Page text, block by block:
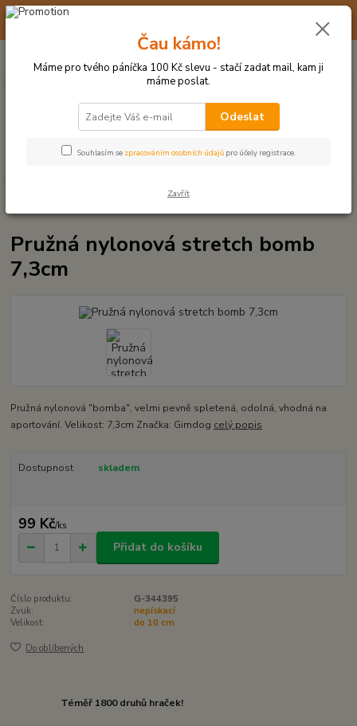
☀️ 10. - 14. SRPNA 2026 MÁME DOVOLENOU ☀️ OBJEDNÁVKY
Hledat
po–pá: 9–17 hod.
za0 Kč
MÍČKY, APORTY, TALÍŘE, HÁZEČE
Pružná nylonová stretch bomb
7,3cm
Pružná nylonová "bomba", velmi pevně spletená, odolná, vhodná na
aportování. Velikost: 7,3cm Značka: Gimdog celý popis
Dostupnost skladem
99 Kč/ks
Přidat do košíku
Číslo produktu:
G-344395
Zvuk:
nepískací
Velikost:
do 10 cm
Do oblíbených
Téměř 1800 druhů hraček!
Čau kámo!
Máme pro tvého páníčka 100 Kč slevu - stačí zadat mail, kam ji
máme poslat.
Odeslat
Souhlasím se zpracováním osobních údajů pro účely registrace.
Zavřít